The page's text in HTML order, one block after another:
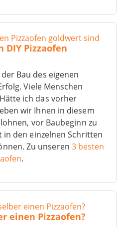
DIY Pizzaofen
Bau des eigenen
Viele Menschen
ich das vorher
wir Ihnen in diesem
vor Baubeginn zu
in den einzelnen Schritten
Zu unseren 3 besten
.
einen Pizzaofen?